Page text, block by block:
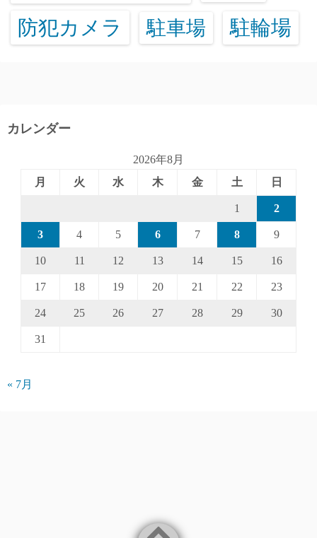
防犯カメラ 駐車場 駐輪場
カレンダー
2026年8月
月
火 水 木 金 土 日
1 2
3 4 5 6 7 8 9
10 11 12 13 14 15 16
17 18 19 20 21 22 23
24 25 26 27 28 29 30
31
« 7月